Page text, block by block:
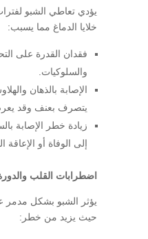
يؤدي تعاطي الشبو
خلايا الدماغ مما يسبب:
فقدان القدرة على
والسلوكيات.
الإصابة بالذهان
يتصرف بعنف وقد
زيادة خطر الإصابة
إلى الوفاة أو الإعاقة
اضطرابات القلب
يؤثر الشبو بشكل مدمر
حيث يزيد من خطر: